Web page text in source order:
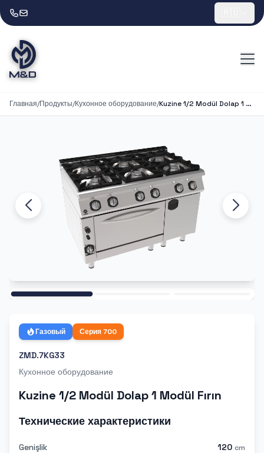
Главная/Продукты/Кухонное оборудование/ Kuzine 1/2 Modül Dolap 1 Modül Fırın
Газовый Серия700
ZMD.7KG33
Кухонное оборудование
Kuzine 1/2 Modül Dolap 1 Modül Fırın
Технические характеристики
Genişlik 120 cm